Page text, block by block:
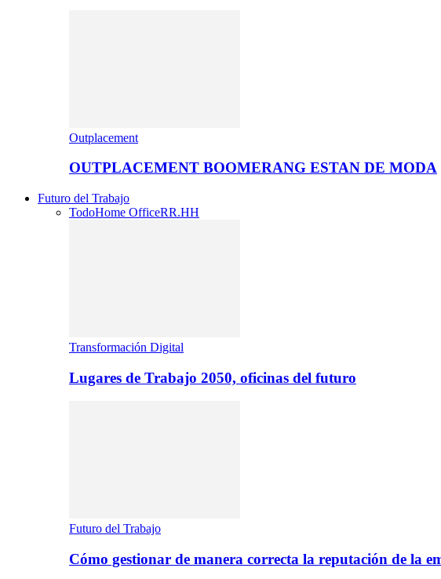
Outplacement
OUTPLACEMENT BOOMERANG ESTAN DE MODA
Futuro del Trabajo
TodoHome OfficeRR.HH
Transformación Digital
Lugares de Trabajo 2050, oficinas del futuro
Futuro del Trabajo
Cómo gestionar de manera correcta la reputación de la